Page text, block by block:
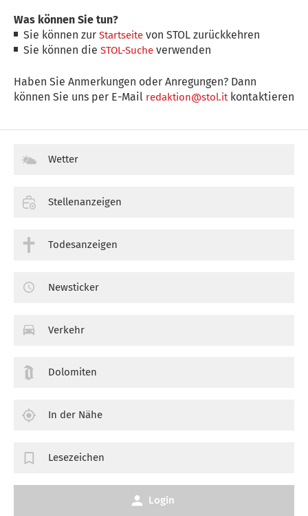
Was können Sie tun?
Sie können zurStartseite von STOL zurückkehren
Sie können dieSTOL-Suche verwenden
Haben Sie Anmerkungen oder Anregungen? Dann
können Sie uns per E-Mail redaktion@stol.itkontaktieren
Wetter
Stellenanzeigen
Todesanzeigen
Newsticker
Verkehr
Dolomiten
In der Nähe
Lesezeichen
Login